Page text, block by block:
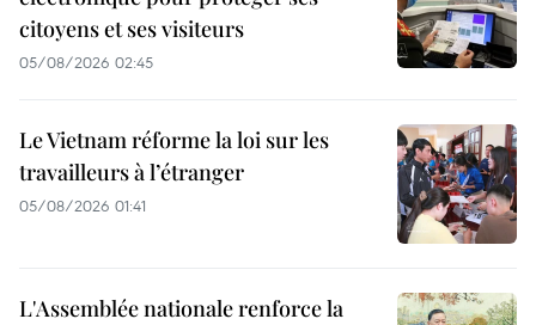
citoyens et ses visiteurs
05/08/2026 02:45
Le Vietnam réforme la loi sur les
travailleurs à l’étranger
05/08/2026 01:41
L'Assemblée nationale renforce la